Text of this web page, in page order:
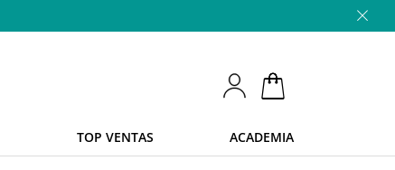
TOP VENTAS ACADEMIA